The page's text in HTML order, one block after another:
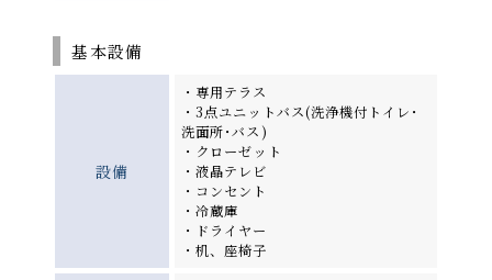
基本設備
設備
・専用テラス
・3点ユニットバス(洗浄機付トイレ･
洗面所･バス)
・クローゼット
・液晶テレビ
・コンセント
・冷蔵庫
・ドライヤー
・机、座椅子